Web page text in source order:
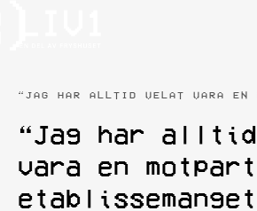
“JAG HAR ALLTID VELAT VARA EN
“Jag har
vara en